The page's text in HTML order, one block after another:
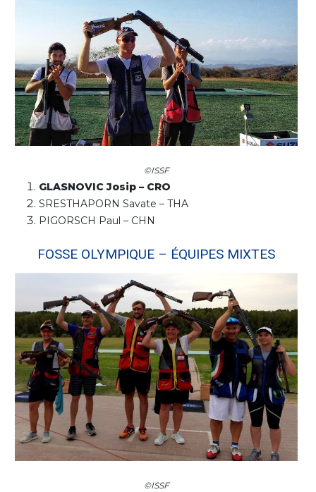
©ISSF
GLASNOVIC Josip – CRO
SRESTHAPORN Savate – THA
PIGORSCH Paul – CHN
FOSSE OLYMPIQUE – ÉQUIPES MIXTES
©ISSF